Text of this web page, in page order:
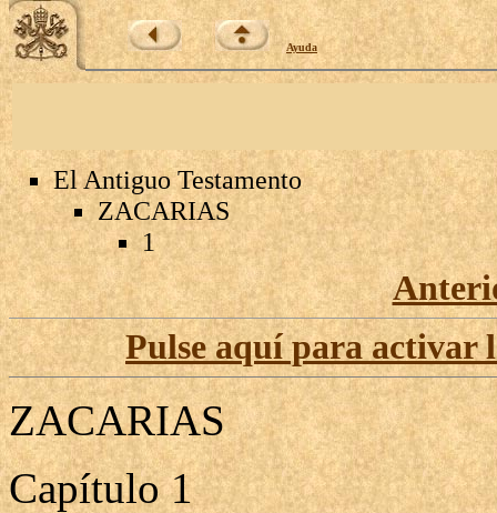
Ayuda
El Antiguo Testamento
ZACARIAS
1
Pulse aquí para activar
ZACARIAS
Capítulo 1